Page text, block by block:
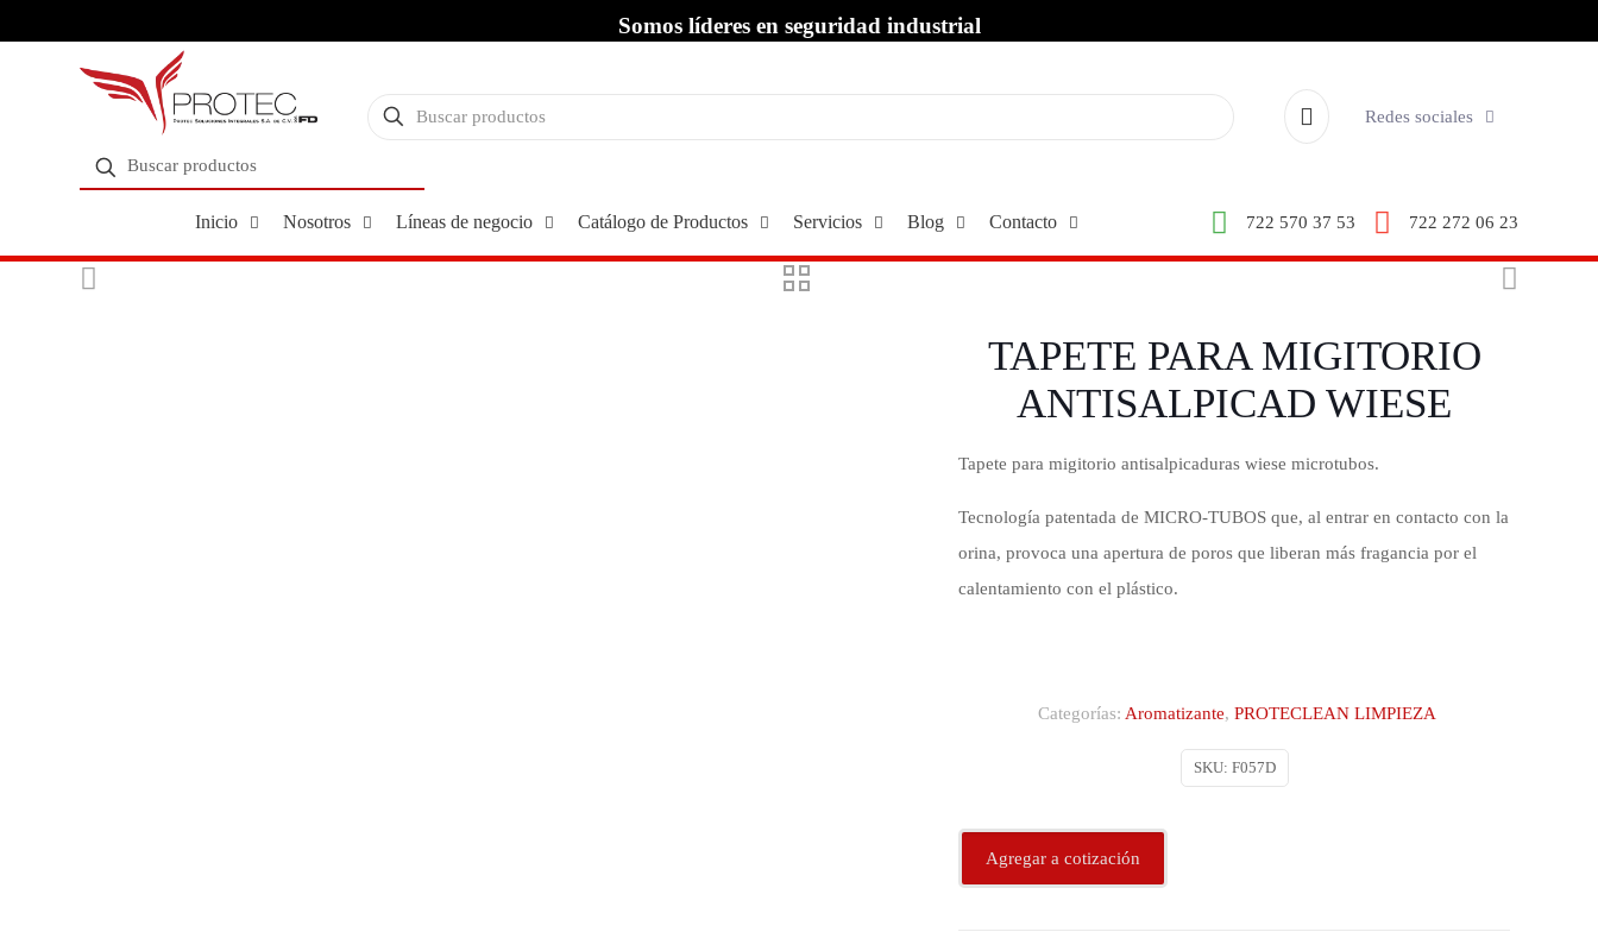
Somos líderes en seguridad industrial
Redes sociales
Inicio Nosotros Líneas de negocio Catálogo de Productos Servicios Blog Contacto 722 570 37 53 722 272 06 23
TAPETE PARA MIGITORIO
ANTISALPICAD WIESE
Tapete para migitorio antisalpicaduras wiese microtubos.
Tecnología patentada de MICRO-TUBOS que, al entrar en contacto con la
orina, provoca una apertura de poros que liberan más fragancia por el
calentamiento con el plástico.
SKU: F057D
Categorías: Aromatizante, PROTECLEAN LIMPIEZA
Agregar a cotización